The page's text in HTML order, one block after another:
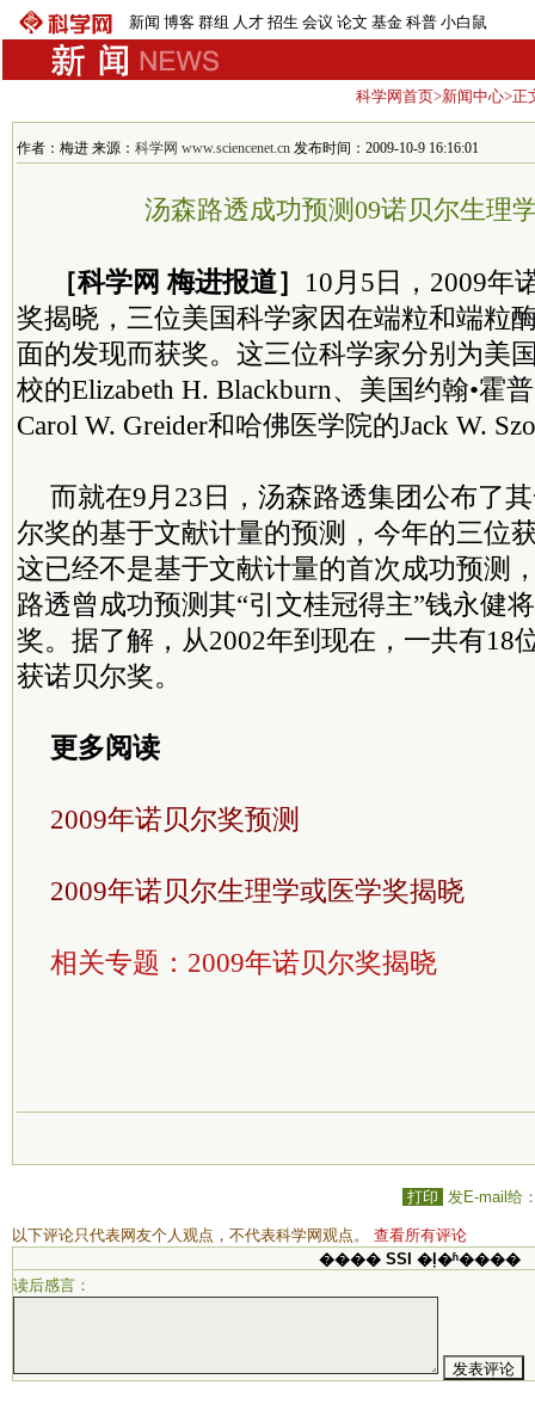
新闻 博客 群组 人才 招生 会议 论文 基金 科普 小白鼠
科学网首页>新闻中心>正
作者：梅进 来源： 科学网 www.sciencenet.cn 发布时间：2009-10-9 16:16:01
汤森路透成功预测09诺贝尔生理
［科学网 梅进报道］ 10月5日，2009年
奖揭晓，三位美国科学家因在端粒和端粒
面的发现而获奖。这三位科学家分别为美
校的Elizabeth H. Blackburn、美国约翰•霍
Carol W. Greider和哈佛医学院的Jack W.
而就在9月23日，汤森路透集团公布了
尔奖的基于文献计量的预测，今年的三位
这已经不是基于文献计量的首次成功预测
路透曾成功预测其“引文桂冠得主”钱永健
奖。据了解，从2002年到现在，一共有18
获诺贝尔奖。
更多阅读
2009年诺贝尔奖预测
2009年诺贝尔生理学或医学奖揭晓
相关专题： 2009年诺贝尔奖揭晓
打印 发E-mail给
以下评论只代表网友个人观点，不代表科学网观点。 查看所有评论
���� SSI �ļ�ʱ����
读后感言：